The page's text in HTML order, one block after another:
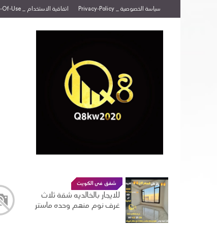
سياسة الخصوصية _ Privacy-Policy اتفاقية الاستخدام _ Terms-Of-Use
شقق فى الكويت
للايجار بالخالديه شقة ثلاث
غرف نوم منهم وحده ماستر